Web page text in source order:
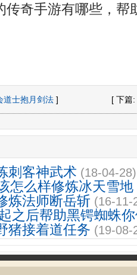
传奇手游有哪些，帮
道士抱月剑法 ] [ 下篇:
刺客神武术 (18-04-28)
怎么样修炼冰天雪地
炼法师断岳斩 (16-11-
之后帮助黑锷蜘蛛
猪接着道任务 (19-08-